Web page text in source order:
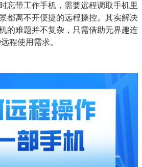
忘带工作手机，需要远程调取手机里
都离不开便捷的远程操控。其实解决
的难题并不复杂，只需借助无界趣连
程使用需求。